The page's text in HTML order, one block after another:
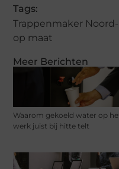
Meer Berichten
Waarom gekoeld water op
werk juist bij hitte telt
Tags:
Trappenmaker
op maat